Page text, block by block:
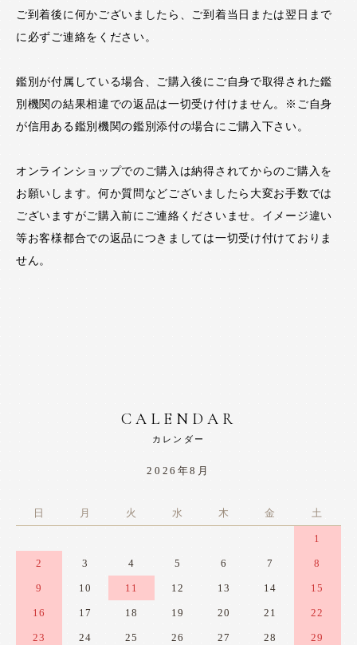
ご到着後に何かございましたら、ご到着当日または翌日まで
に必ずご連絡をください。
鑑別が付属している場合、ご購入後にご自身で取得された鑑
別機関の結果相違での返品は一切受け付けません。※ご自身
が信用ある鑑別機関の鑑別添付の場合にご購入下さい。
オンラインショップでのご購入は納得されてからのご購入を
お願いします。何か質問などございましたら大変お手数では
ございますがご購入前にご連絡くださいませ。イメージ違い
等お客様都合での返品につきましては一切受け付けておりま
せん。
CALENDAR
カレンダー
2026年8月
日 月 火 水 木 金 土
1
2 3 4 5 6 7 8
9 10 11 12 13 14 15
16 17 18 19 20 21 22
23 24 25 26 27 28 29